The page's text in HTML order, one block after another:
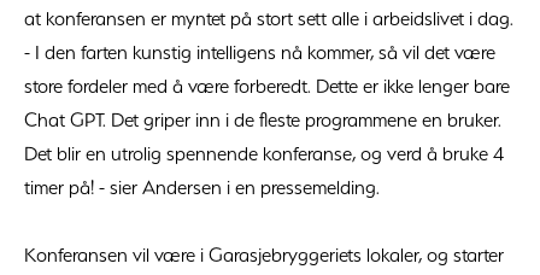
at konferansen er myntet på stort sett alle i arbeidslivet i dag.
- I den farten kunstig intelligens nå kommer, så vil det være
store fordeler med å være forberedt. Dette er ikke lenger bare
Chat GPT. Det griper inn i de fleste programmene en bruker.
Det blir en utrolig spennende konferanse, og verd å bruke 4
timer på! - sier Andersen i en pressemelding.
Konferansen vil være i Garasjebryggeriets lokaler, og starter